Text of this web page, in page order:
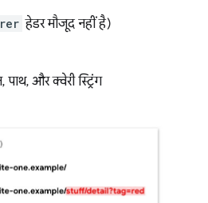
हेडर मौजूद नहीं है)
और क्वेरी स्ट्रिंग